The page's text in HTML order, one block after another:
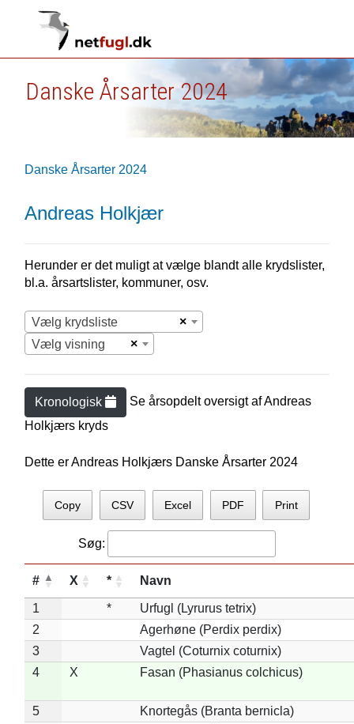
Danske Årsarter 2024
Danske Årsarter 2024
Andreas Holkjær
Herunder er det muligt at vælge blandt alle krydslister,
bl.a. årsartslister, kommuner, osv.
×
Vælg krydsliste
×
Vælg visning
Kronologisk Se årsopdelt oversigt afAndreas
Holkjærs kryds
Dette er Andreas Holkjærs Danske Årsarter 2024
Copy CSV Excel PDF Print
Søg:
# X * Navn
1 *
Urfugl (Lyrurus tetrix)
2
Agerhøne (Perdix perdix)
3
Vagtel (Coturnix coturnix)
4
X Fasan (Phasianus colchicus)
5
Knortegås (Branta bernicla)